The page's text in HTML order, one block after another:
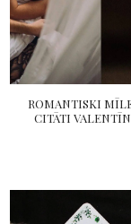
ROMANTISKI
CITĀTI